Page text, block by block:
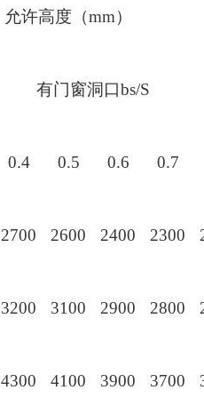
允许高度（mm）
有门窗洞口bs/S
0.4 0.5 0.6 0.7
2700 2600 2400 2300
3200 3100 2900 2800
4300 4100 3900 3700